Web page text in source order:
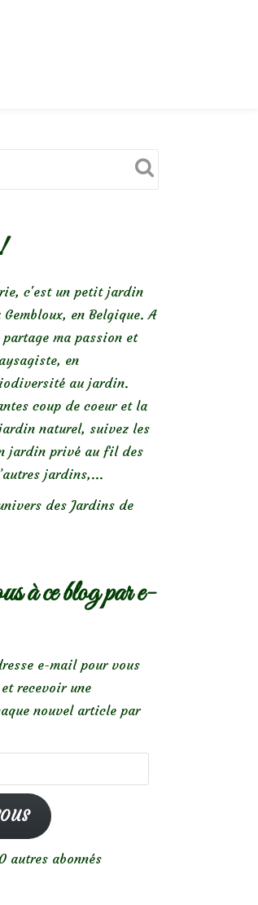
c'est un petit jardin
en Belgique. A
ma passion et
en
au jardin.
coup de coeur et la
naturel, suivez les
jardin privé au fil des
jardins,...
des Jardins de
à ce blog par e-
e-mail pour vous
recevoir une
nouvel article par
autres abonnés